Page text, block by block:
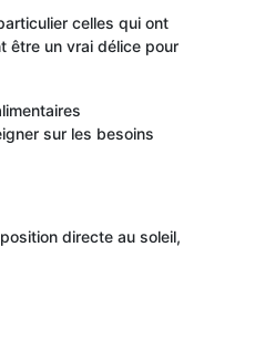
celles qui ont
être un vrai délice pour
sur les besoins
directe au soleil,